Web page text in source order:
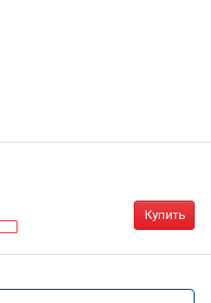
Купить